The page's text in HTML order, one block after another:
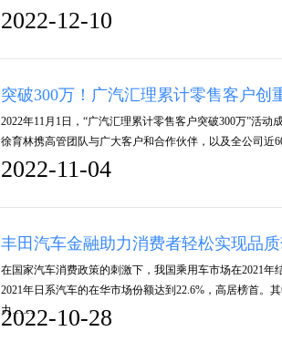
2022-12-10
突破300万！广汽汇理累计零售客户创
2022年11月1日，“广汽汇理累计零售客户突破300万”活
徐育林携高管团队与广大客户和合作伙伴，以及全公司
2022-11-04
丰田汽车金融助力消费者轻松实现品
在国家汽车消费政策的刺激下，我国乘用车市场在2021
2021年日系汽车的在华市场份额达到22.6%，高居榜首。
力……
2022-10-28